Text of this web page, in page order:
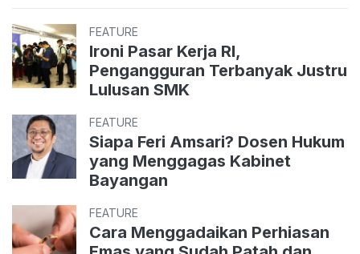
FEATURE
Ironi Pasar Kerja RI,
Pengangguran Terbanyak Justru
Lulusan SMK
FEATURE
Siapa Feri Amsari? Dosen Hukum
yang Menggagas Kabinet
Bayangan
FEATURE
Cara Menggadaikan Perhiasan